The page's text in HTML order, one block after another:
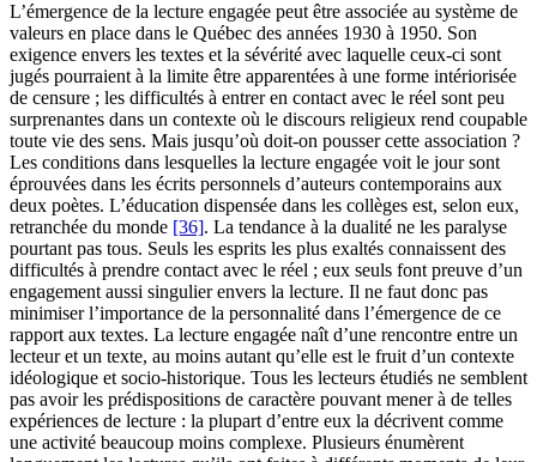
L’émergence de la lecture engagée peut être associée au système de
valeurs en place dans le Québec des années 1930 à 1950. Son
exigence envers les textes et la sévérité avec laquelle ceux-ci sont
jugés pourraient à la limite être apparentées à une forme intériorisée
de censure ; les difficultés à entrer en contact avec le réel sont peu
surprenantes dans un contexte où le discours religieux rend coupable
toute vie des sens. Mais jusqu’où doit-on pousser cette association ?
Les conditions dans lesquelles la lecture engagée voit le jour sont
éprouvées dans les écrits personnels d’auteurs contemporains aux
deux poètes. L’éducation dispensée dans les collèges est, selon eux,
retranchée du monde [36]. La tendance à la dualité ne les paralyse
pourtant pas tous. Seuls les esprits les plus exaltés connaissent des
difficultés à prendre contact avec le réel ; eux seuls font preuve d’un
engagement aussi singulier envers la lecture. Il ne faut donc pas
minimiser l’importance de la personnalité dans l’émergence de ce
rapport aux textes. La lecture engagée naît d’une rencontre entre un
lecteur et un texte, au moins autant qu’elle est le fruit d’un contexte
idéologique et socio-historique. Tous les lecteurs étudiés ne semblent
pas avoir les prédispositions de caractère pouvant mener à de telles
expériences de lecture : la plupart d’entre eux la décrivent comme
une activité beaucoup moins complexe. Plusieurs énumèrent